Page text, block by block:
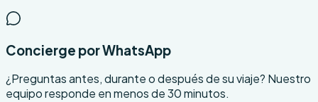
Concierge por WhatsApp
¿Preguntas antes, durante o después de su viaje? Nuestro
equipo responde en menos de 30 minutos.